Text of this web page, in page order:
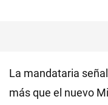
La mandataria
más que el nuevo